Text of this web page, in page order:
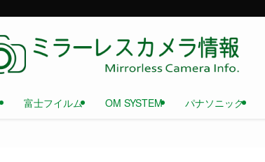
富士フイルム OM SYSTEM パナソニック